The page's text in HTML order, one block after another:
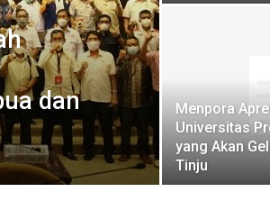
dan
Menpora
Universitas
yang Akan
Tinju